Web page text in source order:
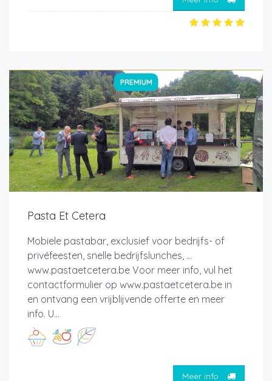
PREMIUM
Pasta Et Cetera
Mobiele pastabar, exclusief voor bedrijfs- of
privéfeesten, snelle bedrijfslunches, ...
www.pastaetcetera.be Voor meer info, vul het
contactformulier op www.pastaetcetera.be in
en ontvang een vrijblijvende offerte en meer
info. U...
Meer info